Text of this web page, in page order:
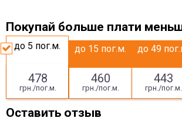
Покупай больше плати
до 5 пог.м.
478
грн./пог.м.
до 15 пог.м.
460
грн./пог.м.
до 49
443
грн./пог.м.
Оставить отзыв